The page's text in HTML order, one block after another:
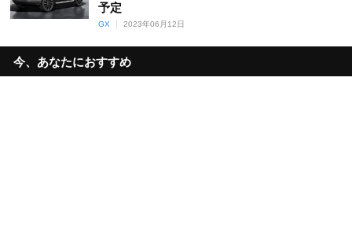
予定
GX 2023年06月12日
今、あなたにおすすめ